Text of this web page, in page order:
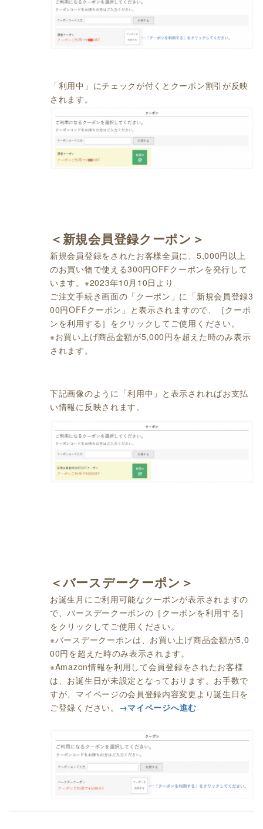
「利用中」にチェックが付くとクーポン割引が反映
されます。
＜新規会員登録クーポン＞
新規会員登録をされたお客様全員に、5,000円以上
のお買い物で使える300円OFFクーポンを発行して
います。※2023年10月10日より
ご注文手続き画面の「クーポン」に「新規会員登録3
00円OFFクーポン」と表示されますので、［クーポ
ンを利用する］をクリックしてご使用ください。
※お買い上げ商品金額が5,000円を超えた時のみ表示
されます。
下記画像のように「利用中」と表示されればお支払
い情報に反映されます。
＜バースデークーポン＞
お誕生月にご利用可能なクーポンが表示されますの
で、バースデークーポンの［クーポンを利用する］
をクリックしてご使用ください。
※バースデークーポンは、お買い上げ商品金額が5,0
00円を超えた時のみ表示されます。
※Amazon情報を利用して会員登録をされたお客様
は、お誕生日が未設定となっております。お手数で
すが、マイページの会員登録内容変更より誕生日を
ご登録ください。 →マイページへ進む